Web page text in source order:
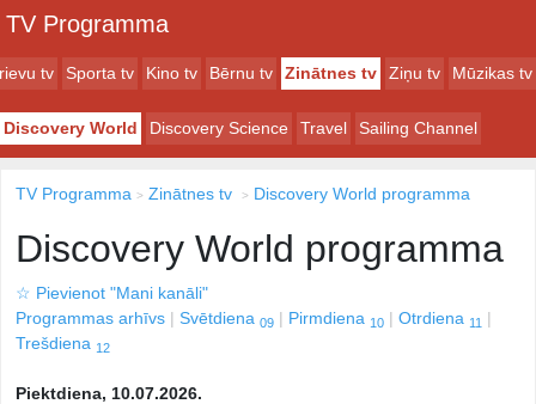
TV Programma
tv Sporta tv Kino tv Bērnu tv Zinātnes tv Ziņu tv Mūzikas tv
Discovery World Discovery Science Travel Sailing Channel
TV Programma Zinātnes tv Discovery World programma
Discovery World programma
☆ Pievienot "Mani kanāli"
Programmas arhīvs
Svētdiena 09 Pirmdiena 10 Otrdiena 11
Trešdiena 12
Piektdiena, 10.07.2026.